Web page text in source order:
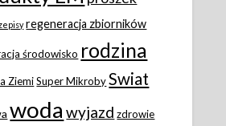
regeneracja zbiorników
środowisko rodzina
Ziemi Super Mikroby Swiat
woda wyjazd zdrowie